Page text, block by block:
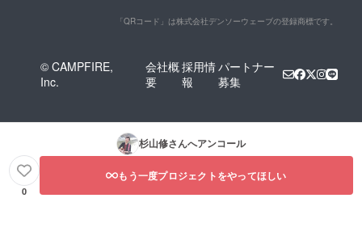
「QRコード」は株式会社デンソーウェーブの登録商標です。
© CAMPFIRE,
Inc.
会社概
要
採用情
報
パートナー
募集
杉山修さんへアンコール
0
もう一度プロジェクトをやってほしい